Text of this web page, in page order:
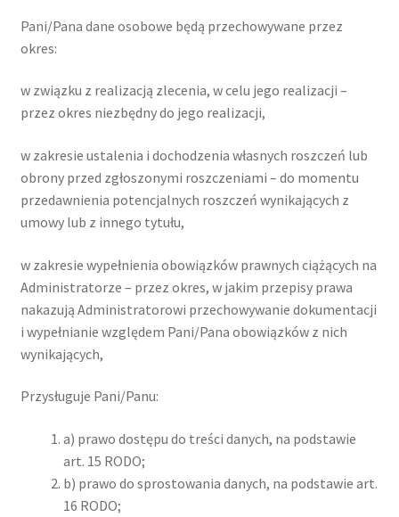
Pani/Pana dane osobowe będą przechowywane przez
okres:
w związku z realizacją zlecenia, w celu jego realizacji –
przez okres niezbędny do jego realizacji,
w zakresie ustalenia i dochodzenia własnych roszczeń lub
obrony przed zgłoszonymi roszczeniami – do momentu
przedawnienia potencjalnych roszczeń wynikających z
umowy lub z innego tytułu,
w zakresie wypełnienia obowiązków prawnych ciążących na
Administratorze – przez okres, w jakim przepisy prawa
nakazują Administratorowi przechowywanie dokumentacji
i wypełnianie względem Pani/Pana obowiązków z nich
wynikających,
Przysługuje Pani/Panu:
a) prawo dostępu do treści danych, na podstawie
art. 15 RODO;
b) prawo do sprostowania danych, na podstawie art.
16 RODO;